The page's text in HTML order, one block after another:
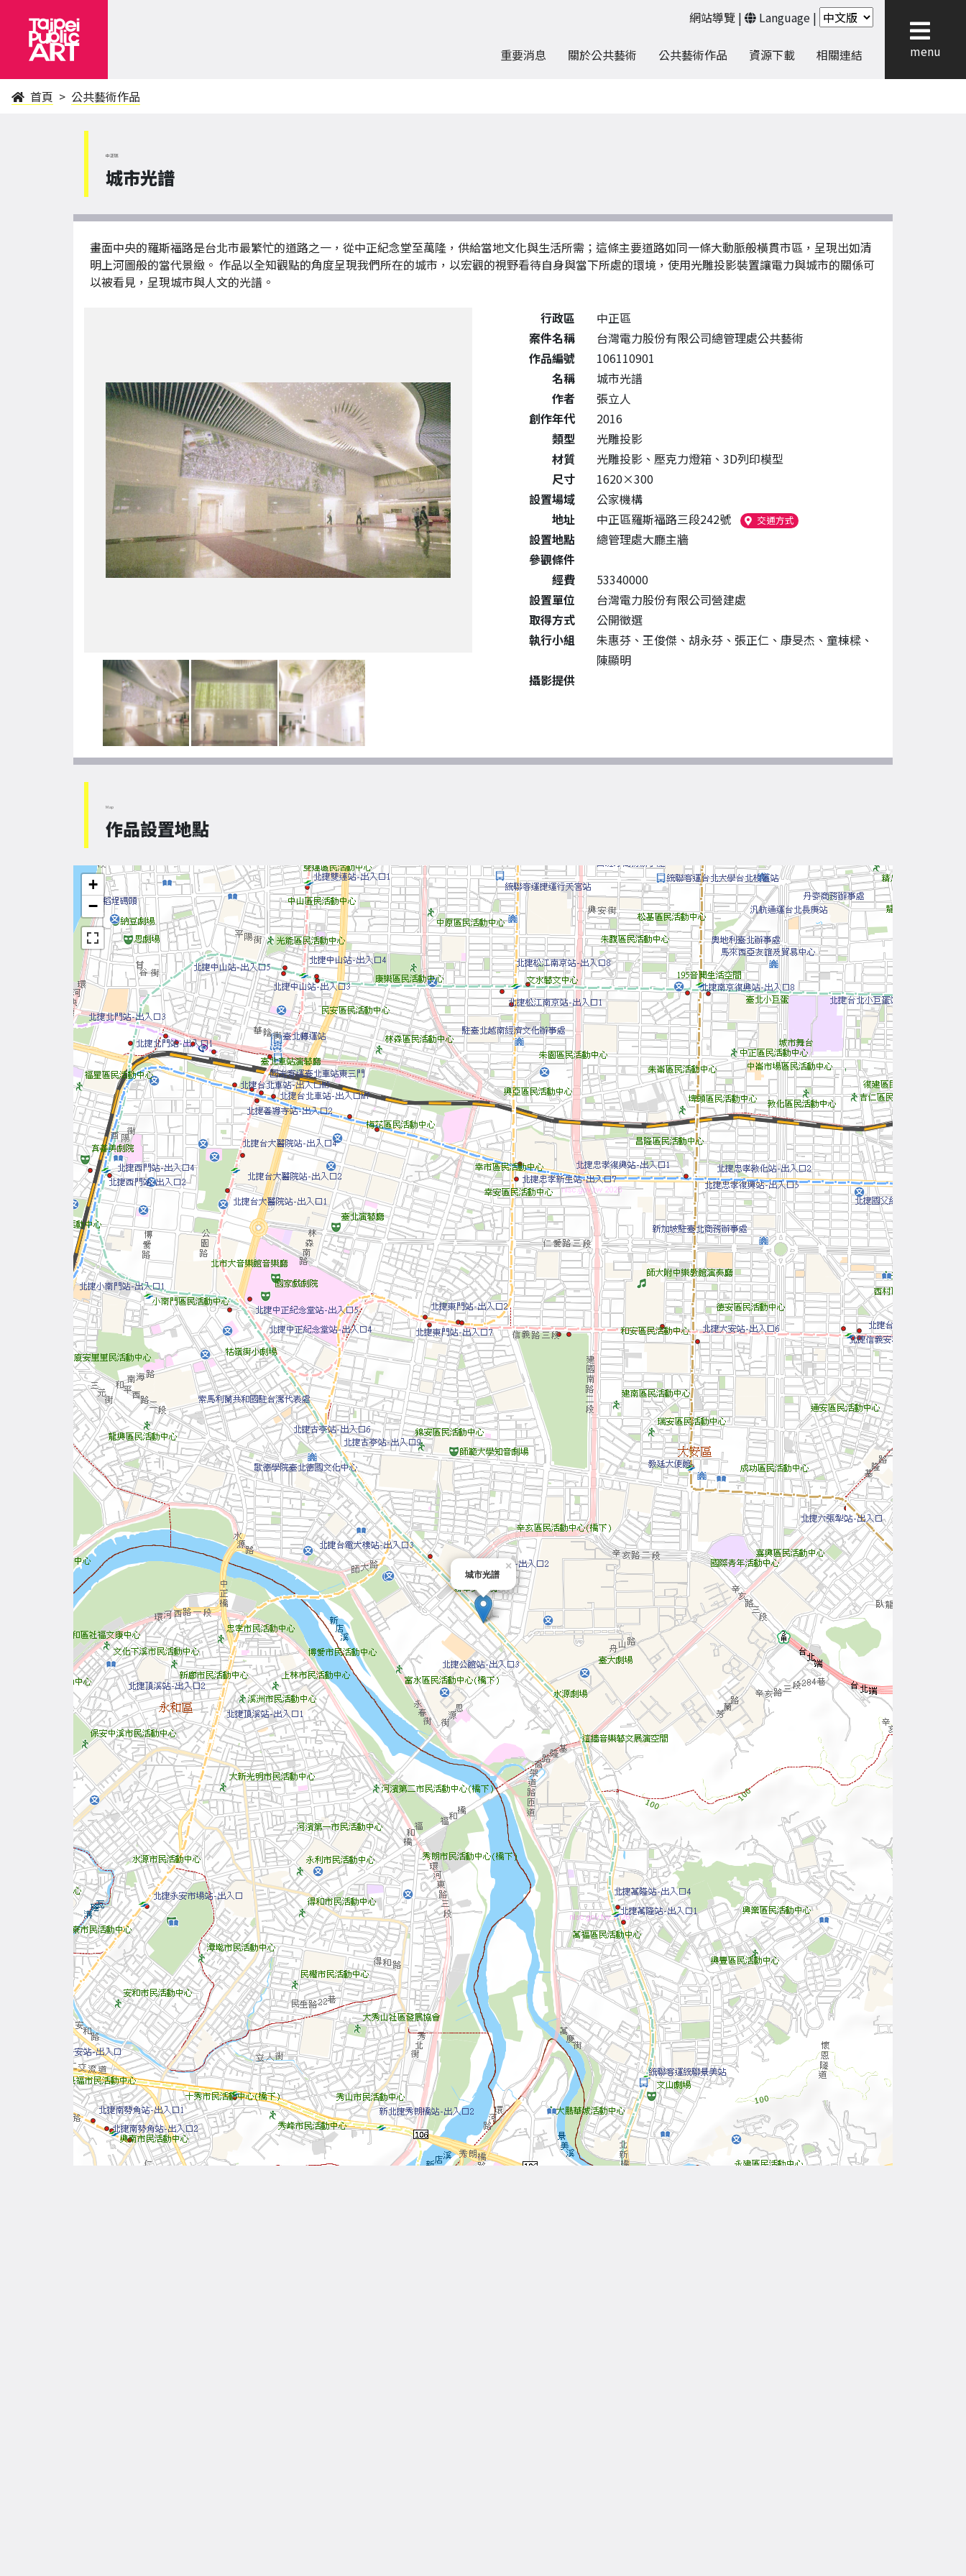
網站導覽 | Language |
重要消息 關於公共藝術 公共藝術作品 資源下載 相關連結 menu
首頁 公共藝術作品
中正區
城市光譜
畫面中央的羅斯福路是台北市最繁忙的道路之一，從中正紀念堂至萬隆，供給當地文化與生活所需；這條主要道路如同一條大動脈般橫貫市區，呈現出如清
明上河圖般的當代景緻。 作品以全知觀點的角度呈現我們所在的城市，以宏觀的視野看待自身與當下所處的環境，使用光雕投影裝置讓電力與城市的關係可
以被看見，呈現城市與人文的光譜。
公共藝術作品詳細資料
行政區
中正區
案件名稱
台灣電力股份有限公司總管理處公共藝術
作品編號
106110901
名稱
城市光譜
作者
張立人
創作年代
2016
類型
光雕投影
材質
光雕投影、壓克力燈箱、3D列印模型
尺寸
1620×300
設置場域
公家機構
地址
中正區羅斯福路三段242號 交通方式（另開新視窗）
設置地點
總管理處大廳主牆
參觀條件
經費
53340000
設置單位
台灣電力股份有限公司營建處
取得方式
公開徵選
執行小組
朱惠芬、王俊傑、胡永芬、張正仁、康旻杰、童棟樑、
陳顯明
攝影提供
Map
作品設置地點
城市光譜
×
+
−